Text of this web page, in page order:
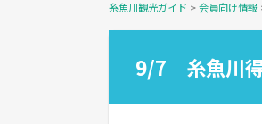
糸魚川観光ガイド >会員向け情報
9/7 糸魚川得